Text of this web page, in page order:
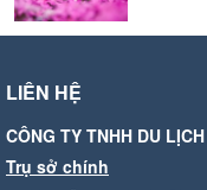
LIÊN HỆ
CÔNG TY TNHH DU
Trụ sở chính